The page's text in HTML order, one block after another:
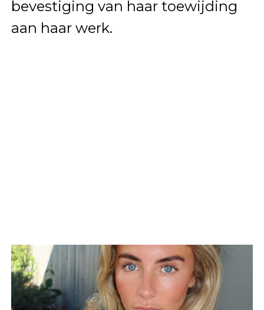
bevestiging van haar toewijding
aan haar werk.